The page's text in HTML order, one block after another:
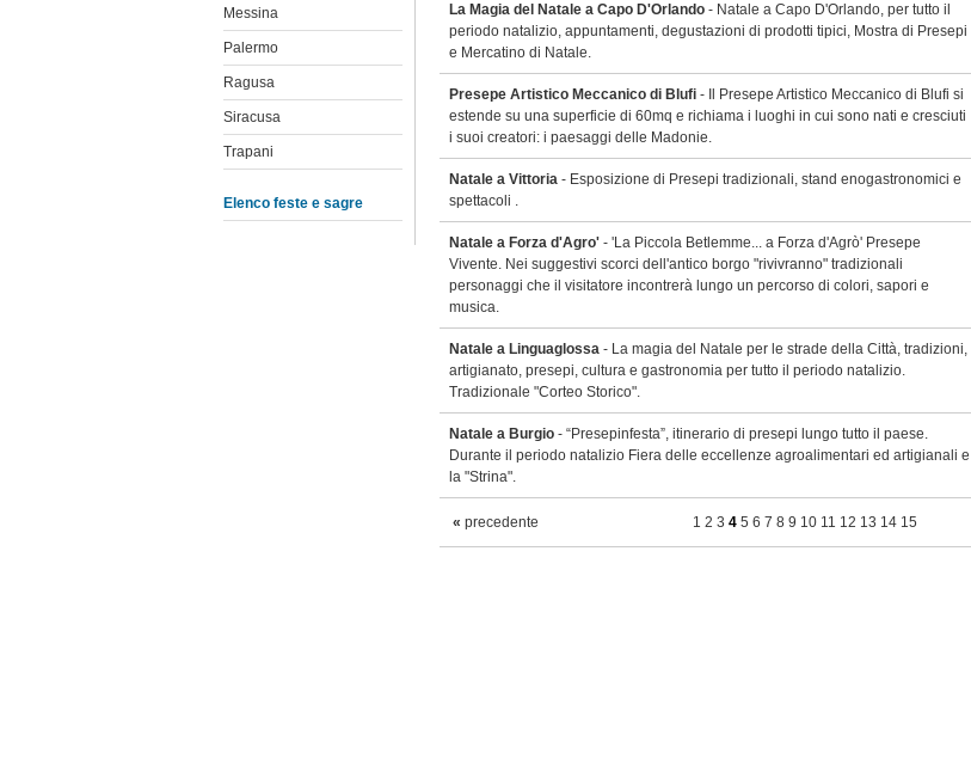
La Magia del Natale a Capo D'Orlando - Natale a Capo D'Orlando, per tutto il
periodo natalizio, appuntamenti, degustazioni di prodotti tipici, Mostra di Presepi
e Mercatino di Natale.
Presepe Artistico Meccanico di Blufi - Il Presepe Artistico Meccanico di Blufi si
estende su una superficie di 60mq e richiama i luoghi in cui sono nati e cresciuti
i suoi creatori: i paesaggi delle Madonie.
Natale a Vittoria - Esposizione di Presepi tradizionali, stand enogastronomici e
spettacoli .
Natale a Forza d'Agro' - 'La Piccola Betlemme... a Forza d'Agrò' Presepe
Vivente. Nei suggestivi scorci dell'antico borgo "rivivranno" tradizionali
personaggi che il visitatore incontrerà lungo un percorso di colori, sapori e
musica.
Natale a Linguaglossa - La magia del Natale per le strade della Città, tradizioni,
artigianato, presepi, cultura e gastronomia per tutto il periodo natalizio.
Tradizionale "Corteo Storico".
Natale a Burgio - “Presepinfesta”, itinerario di presepi lungo tutto il paese.
Durante il periodo natalizio Fiera delle eccellenze agroalimentari ed artigianali e
la "Strina".
« precedente 1 2 3 4 5 6 7 8 9 10 11 12 13 14 15
Messina
Palermo
Ragusa
Siracusa
Trapani
Elenco feste e sagre